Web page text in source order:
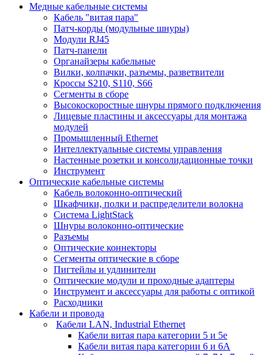
Медные кабельные системы
Кабель "витая пара"
Патч-корды (модульные шнуры)
Модули RJ45
Патч-панели
Органайзеры кабельные
Вилки, колпачки, разъемы, разветвители
Кроссы S210, S110, S66
Сегменты в сборе
Высокоскоростные шнуры прямого подключения
Лицевые пластины и аксессуары для монтажа
модулей
Промышленный Ethernet
Интеллектуальные системы управления
Настенные розетки и консолидационные точки
Инструмент
Оптические кабельные системы
Кабель волоконно-оптический
Шкафчики, полки и распределители волокна
Система LightStack
Шнуры волоконно-оптические
Разъемы
Оптические коннекторы
Сегменты оптические в сборе
Пигтейлы и удлинители
Оптические модули и проходные адаптеры
Инструмент и аксессуары для работы с оптикой
Расходники
Кабели и провода
Кабели LAN, Industrial Ethernet
Кабели витая пара категории 5 и 5е
Кабели витая пара категории 6 и 6A